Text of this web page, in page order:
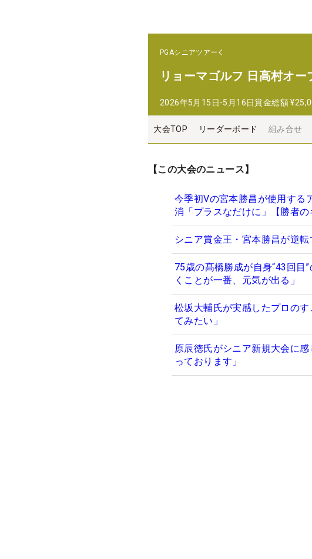
PGAシニアツアー
リョーマゴルフ 日高村オー
2026年5月15日-5月16日賞金総額
大会TOP リーダーボード 組み合せ
【この大会のニュース】
今季初Vの宮本勝昌が使用す
消「プラスなだけに」【勝者の
シニア賞金王・宮本勝昌が逆
75歳の髙橋勝成が自身“43回
くことが一番、元気が出る」
松坂大輔氏が実感したプロの
てみたい」
原辰徳氏がシニア新規大会に
っております」